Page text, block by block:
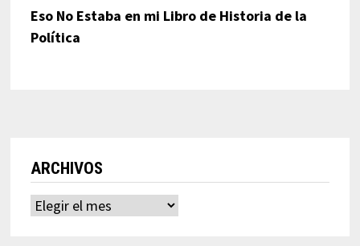
Eso No Estaba en mi Libro de Historia de la
Política
ARCHIVOS
Archivos